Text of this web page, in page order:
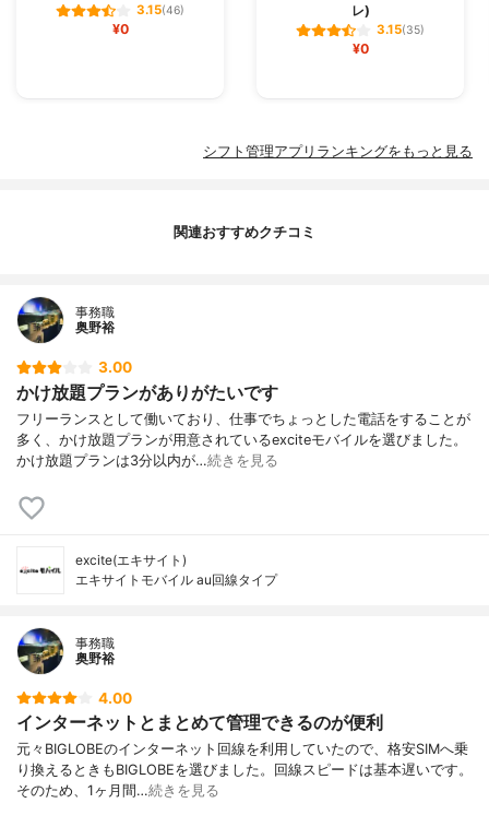
3.15(46)
¥0
レ)
3.15(35)
¥0
シフト管理アプリランキングをもっと見る
関連おすすめクチコミ
事務職
奥野裕
3.00
かけ放題プランがありがたいです
フリーランスとして働いており、仕事でちょっとした電話をすることが
多く、かけ放題プランが用意されているexciteモバイルを選びました。
かけ放題プランは3分以内が…続きを見る
excite(エキサイト)
エキサイトモバイル au回線タイプ
事務職
奥野裕
4.00
インターネットとまとめて管理できるのが便利
元々BIGLOBEのインターネット回線を利用していたので、格安SIMへ乗
り換えるときもBIGLOBEを選びました。回線スピードは基本遅いです。
そのため、1ヶ月間…続きを見る